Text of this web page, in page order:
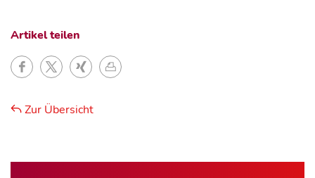
Artikel teilen
Zur Übersicht